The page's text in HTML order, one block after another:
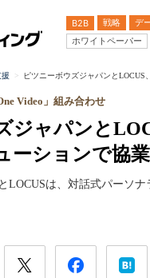
B2B 戦略 デ
ホワイトペーパー
ピツニーボウズジャパンとLOCUS
ジャパンと
ーションで協業
Video」組み合わせ
LOCUSは、対話式パーソ